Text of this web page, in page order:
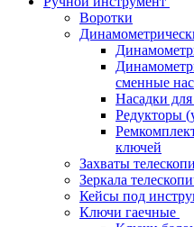
Воротки
сменные
Насадки
Редукторы
ключей
Захваты
Зеркала
Кейсы под
Ключи гаечные